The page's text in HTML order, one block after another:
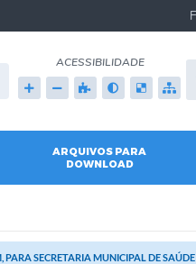
ACESSIBILIDADE
ARQUIVOS PARA
DOWNLOAD
SECRETARIA MUNICIPAL DE SAÚDE